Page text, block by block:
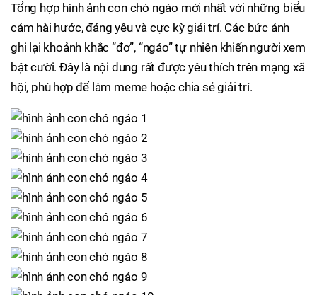
Tổng hợp hình ảnh con chó ngáo mới nhất với những biểu
cảm hài hước, đáng yêu và cực kỳ giải trí. Các bức ảnh
ghi lại khoảnh khắc “đơ”, “ngáo” tự nhiên khiến người xem
bật cười. Đây là nội dung rất được yêu thích trên mạng xã
hội, phù hợp để làm meme hoặc chia sẻ giải trí.